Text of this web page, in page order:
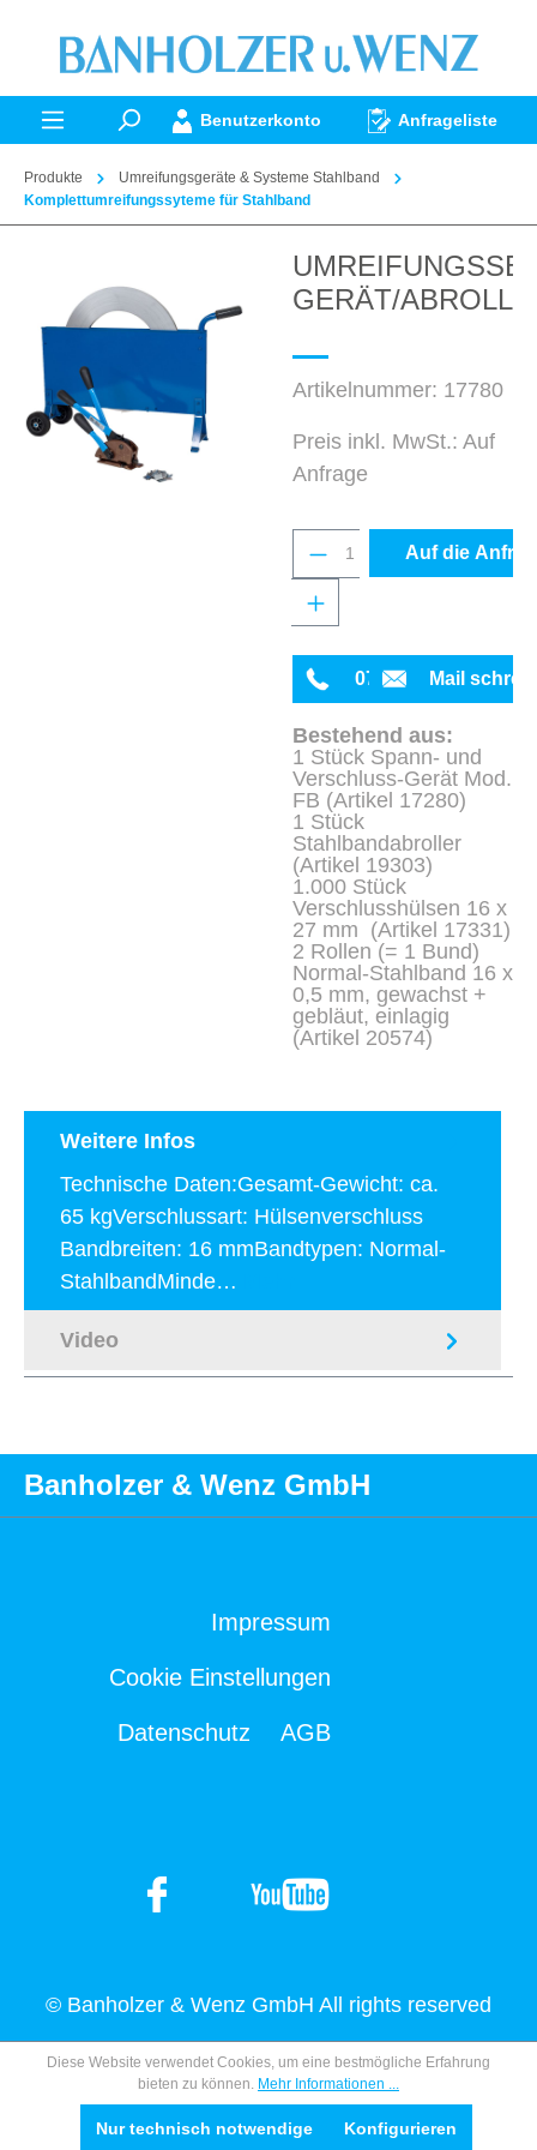
springen
Benutzerkonto Anfrageliste
Produkte
Umreifungsgeräte & Systeme Stahlband
Komplettumreifungssyteme für Stahlband
GERÄT/
Artikelnummer: 17780
Preis inkl. MwSt.: Auf
Anfrage
Produkt Anzahl:
Auf die
0711 342934-0
Mail
Bestehend aus:
1 Stück Spann- und
Verschluss-Gerät Mod.
FB (Artikel 17280)
1 Stück
Stahlbandabroller
(Artikel 19303)
1.000 Stück
Verschlusshülsen 16 x
27 mm (Artikel 17331)
2 Rollen (= 1 Bund)
Normal-Stahlband 16 x
0,5 mm, gewachst +
gebläut, einlagig
(Artikel 20574)
Weitere Infos
Technische Daten:Gesamt-Gewicht: ca.
65 kgVerschlussart: Hülsenverschluss
Bandbreiten: 16 mmBandtypen: Normal-
StahlbandMinde…
Video
Banholzer & Wenz GmbH
Impressum
Cookie Einstellungen
Datenschutz AGB
© Banholzer & Wenz GmbH All rights reserved
Diese Website verwendet Cookies, um eine bestmögliche Erfahrung
bieten zu können. Mehr Informationen ...
Nur technisch notwendige Konfigurieren